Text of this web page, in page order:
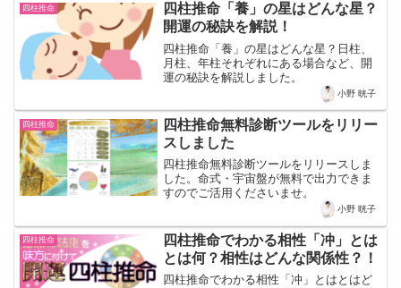
四柱推命
四柱推命「養」の星はどんな星？
開運の秘訣を解説！
四柱推命「養」の星はどんな星？日柱、
月柱、年柱それぞれにある場合など、開
運の秘訣を解説しました。
小野 晄子
四柱推命
四柱推命無料診断ツールをリリー
スしました
四柱推命無料診断ツールをリリースしま
した。命式・宇宙盤が無料で出力できま
すのでご活用くださいませ。
小野 晄子
四柱推命
四柱推命でわかる相性「冲」とは
とは何？相性はどんな関係性？！
四柱推命でわかる相性「冲」とはとはど